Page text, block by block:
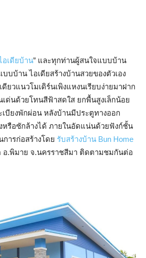
อเดียบ้าน” และทุกท่านผู้สนใจแบบบ้าน
บบ้าน ไอเดียสร้างบ้านสวยของตัวเอง
ยวแนวโมเดิร์นเพิงแหงนเรียบง่ายมาฝาก
เด่นด้วยโทนสีฟ้าสดใส ยกพื้นสูงเล็กน้อย
เบียงพักผ่อน หลังบ้านมีประตูทางออก
หรือซักล้างได้ ภายในอัดแน่นด้วยฟังก์ชั้น
ารก่อสร้างโดย รับสร้างบ้าน Bun Home
อ.พิมาย จ.นครราชสีมา ติดตามชมกันต่อ